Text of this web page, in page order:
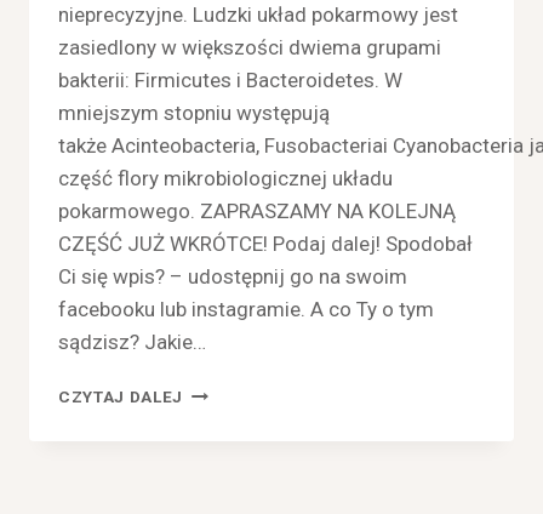
nieprecyzyjne. Ludzki układ pokarmowy jest
zasiedlony w większości dwiema grupami
bakterii: Firmicutes i Bacteroidetes. W
mniejszym stopniu występują
także Acinteobacteria, Fusobacteriai Cyanobacteria
część flory mikrobiologicznej układu
pokarmowego. ZAPRASZAMY NA KOLEJNĄ
CZĘŚĆ JUŻ WKRÓTCE! Podaj dalej! Spodobał
Ci się wpis? – udostępnij go na swoim
facebooku lub instagramie. A co Ty o tym
sądzisz? Jakie…
CZYTAJ DALEJ FLORA